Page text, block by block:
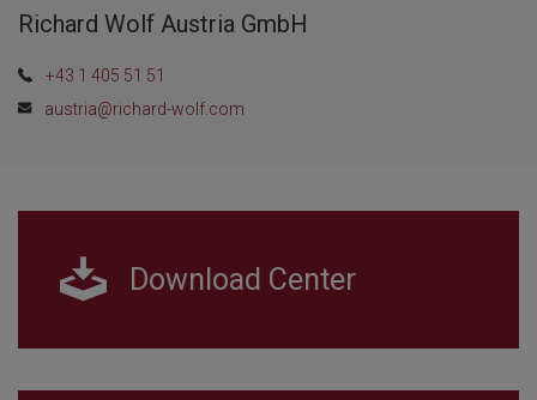
Richard Wolf Austria GmbH
+43 1 405 51 51
austria@richard-wolf.com
Download Center